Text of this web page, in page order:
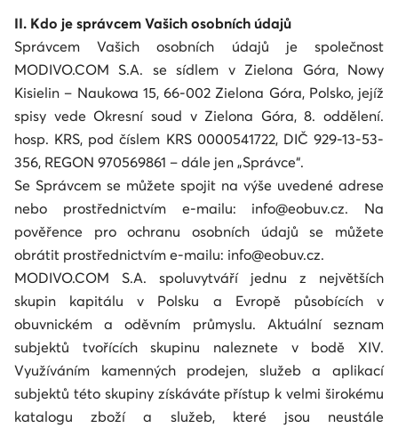
II. Kdo je správcem Vašich osobních údajů
Správcem Vašich osobních údajů je společnost
MODIVO.COM S.A. se sídlem v Zielona Góra, Nowy
Kisielin – Naukowa 15, 66-002 Zielona Góra, Polsko, jejíž
spisy vede Okresní soud v Zielona Góra, 8. oddělení.
hosp. KRS, pod číslem KRS 0000541722, DIČ 929-13-53-
356, REGON 970569861 – dále jen „Správce“.
Se Správcem se můžete spojit na výše uvedené adrese
nebo prostřednictvím e-mailu: info@eobuv.cz. Na
pověřence pro ochranu osobních údajů se můžete
obrátit prostřednictvím e-mailu: info@eobuv.cz.
MODIVO.COM S.A. spoluvytváří jednu z největších
skupin kapitálu v Polsku a Evropě působících v
obuvnickém a oděvním průmyslu. Aktuální seznam
subjektů tvořících skupinu naleznete v bodě XIV.
Využíváním kamenných prodejen, služeb a aplikací
subjektů této skupiny získáváte přístup k velmi širokému
katalogu zboží a služeb, které jsou neustále